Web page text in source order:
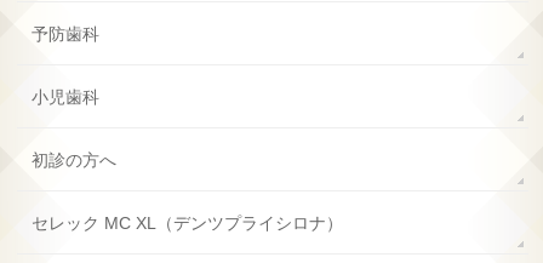
予防歯科
小児歯科
初診の方へ
セレック MC XL （デンツプライシロナ）